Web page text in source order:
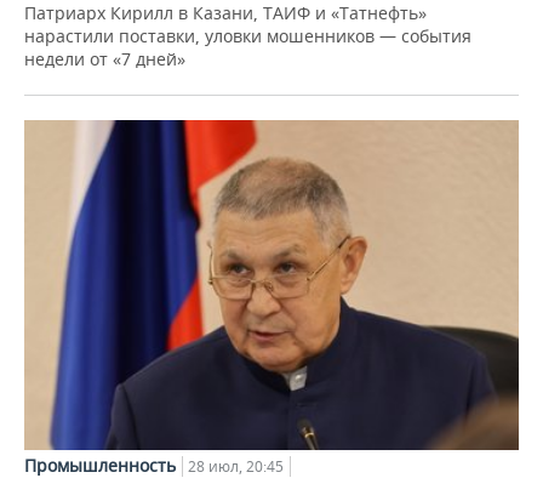
Патриарх Кирилл в Казани, ТАИФ и «Татнефть»
нарастили поставки, уловки мошенников — события
недели от «7 дней»
Промышленность 28 июл, 20:45